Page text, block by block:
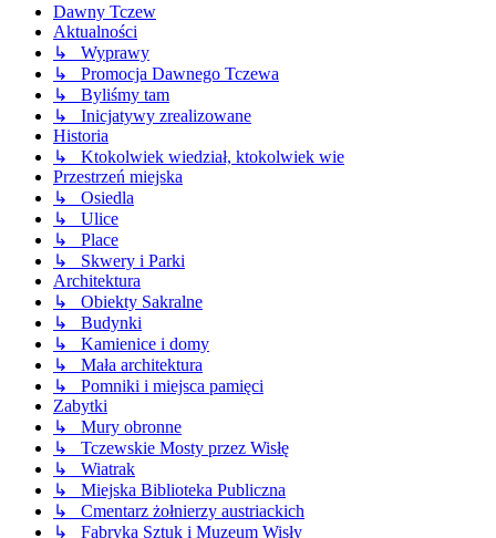
Dawny Tczew
Aktualności
↳ Wyprawy
↳ Promocja Dawnego Tczewa
↳ Byliśmy tam
↳ Inicjatywy zrealizowane
Historia
↳ Ktokolwiek wiedział, ktokolwiek wie
Przestrzeń miejska
↳ Osiedla
↳ Ulice
↳ Place
↳ Skwery i Parki
Architektura
↳ Obiekty Sakralne
↳ Budynki
↳ Kamienice i domy
↳ Mała architektura
↳ Pomniki i miejsca pamięci
Zabytki
↳ Mury obronne
↳ Tczewskie Mosty przez Wisłę
↳ Wiatrak
↳ Miejska Biblioteka Publiczna
↳ Cmentarz żołnierzy austriackich
↳ Fabryka Sztuk i Muzeum Wisły